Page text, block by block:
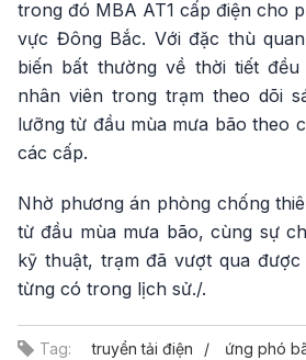
trong đó MBA AT1 cấp điện cho
vực Đông Bắc. Với đặc thù
biến bất thường về thời tiết
nhân viên trong trạm theo dõi
lưỡng từ đầu mùa mưa bão theo
các cấp.
Nhờ phương án phòng chống
từ đầu mùa mưa bão, cùng sự
kỹ thuật, trạm đã vượt qua
từng có trong lịch sử./.
Tag: truyền tải điện ứng phó